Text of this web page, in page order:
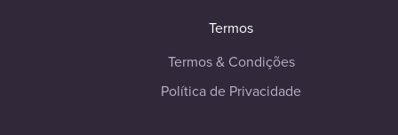
Termos
Termos & Condições
Política de Privacidade